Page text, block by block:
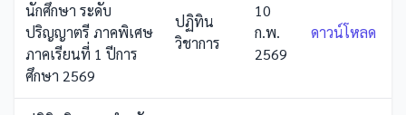
นักศึกษา ระดับ
ปริญญาตรี ภาคพิเศษ
ภาคเรียนที่ 1 ปีการ
ศึกษา 2569
ปฏิทิน
วิชาการ
10
ก.พ.
2569
ดาวน์โหลด